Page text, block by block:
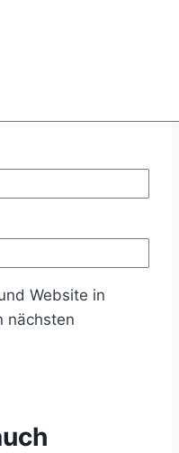
Website in
nächsten